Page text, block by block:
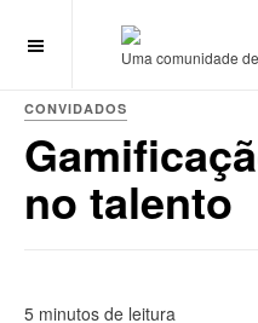
Uma comunidade
CONVIDADOS
no talento
5 minutos de leitura